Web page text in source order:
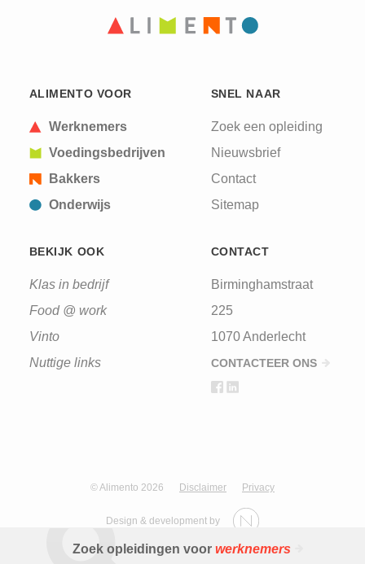
submissions.
ALIMENTO VOOR
Werknemers
Voedingsbedrijven
Bakkers
Onderwijs
SNEL NAAR
Zoek een opleiding
Nieuwsbrief
Contact
Sitemap
BEKIJK OOK
Klas in bedrijf
Food @ work
Vinto
Nuttige links
CONTACT
Birminghamstraat
225
1070 Anderlecht
CONTACTEER ONS
© Alimento 2026 Disclaimer Privacy
Design & development by
Zoek opleidingen voor werknemers